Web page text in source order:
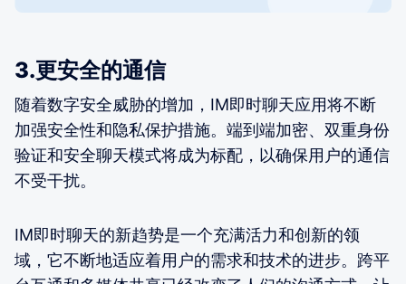
3.更安全的通信
随着数字安全威胁的增加，IM即时聊天应用将不断
加强安全性和隐私保护措施。端到端加密、双重身份
验证和安全聊天模式将成为标配，以确保用户的通信
不受干扰。
IM即时聊天的新趋势是一个充满活力和创新的领
域，它不断地适应着用户的需求和技术的进步。跨平